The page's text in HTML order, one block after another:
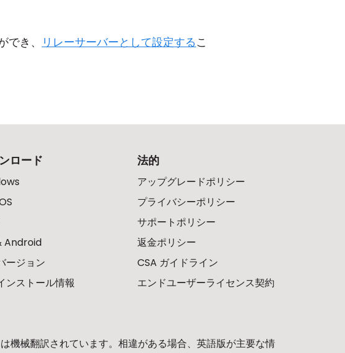
き、 リレーサーバーとして設定するこ
ロード
Android
ージョン
ンストール情報
法的
アップグレードポリシー
プライバシーポリシー
サポートポリシー
返金ポリシー
CSA ガイドライン
エンドユーザーライセンス契約
機械翻訳されています。相違がある場合、英語版が主要な情